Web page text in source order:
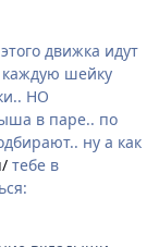
движка идут
каждую шейку
НО
в паре.. по
ну а как
тебе в